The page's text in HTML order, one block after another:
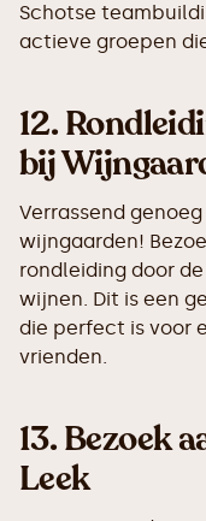
Schotse
actieve groepen
12.
bij
Verrassend
wijngaarden!
rondleiding door
wijnen. Dit is een
die perfect is voor
vrienden.
13.Bezoek
Leek